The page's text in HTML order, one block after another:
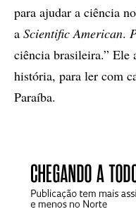
para ajudar a ciência
a Scientific American.
ciência brasileira.”
história, para ler com
Paraíba.